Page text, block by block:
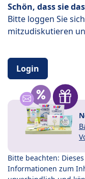
Schön, dass sie
Bitte loggen Sie
mitzudiskutieren
Login
Bitte beachten:
Informationen zum